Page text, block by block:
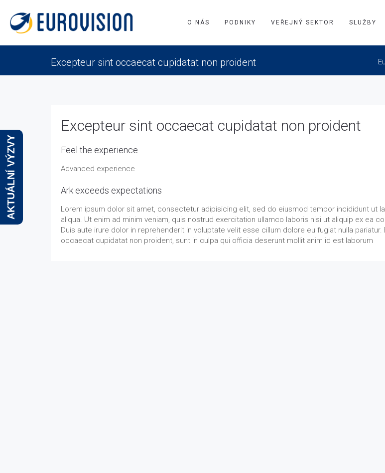
O NÁS PODNIKY VEŘEJNÝ SEKTOR SLUŽBY
Excepteur sint occaecat cupidatat non proident
Excepteur sint occaecat cupidatat non proident
Feel the experience
Advanced experience
Ark exceeds expectations
Lorem ipsum dolor sit amet, consectetur adipisicing elit, sed do eiusmod tempor incididunt ut
aliqua. Ut enim ad minim veniam, quis nostrud exercitation ullamco laboris nisi ut aliquip ex ea
Duis aute irure dolor in reprehenderit in voluptate velit esse cillum dolore eu fugiat nulla pariatur.
occaecat cupidatat non proident, sunt in culpa qui officia deserunt mollit anim id est laborum
AKTUÁLNÍ VÝZVY